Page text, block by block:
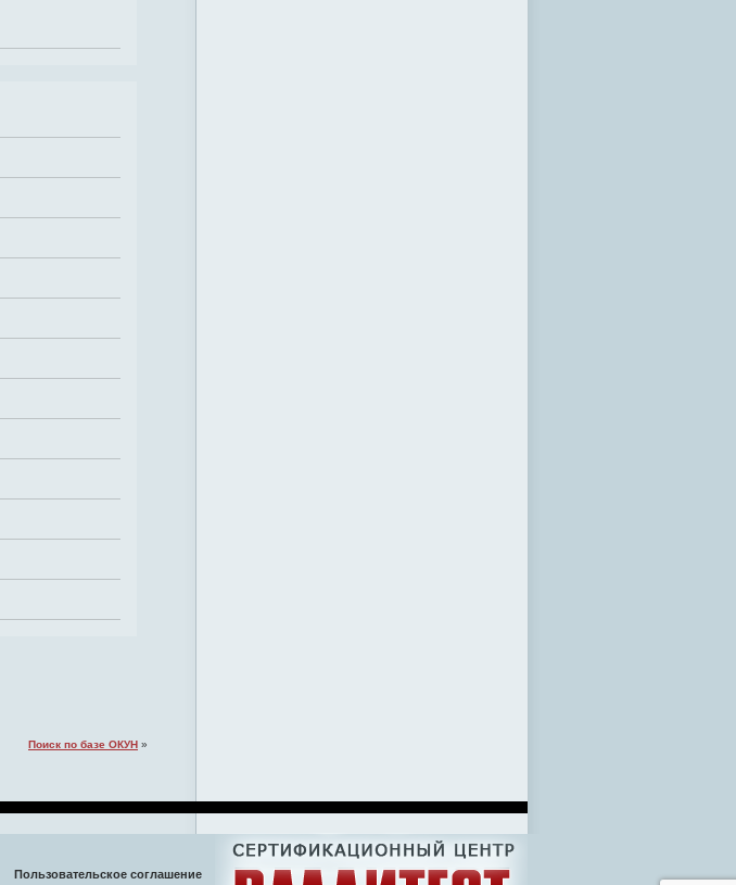
Поиск по базе ОКУН »
Пользовательское соглашение